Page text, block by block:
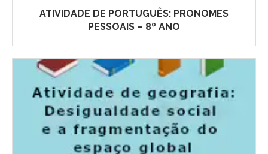
ATIVIDADE DE PORTUGUÊS: PRONOMES
PESSOAIS – 8º ANO